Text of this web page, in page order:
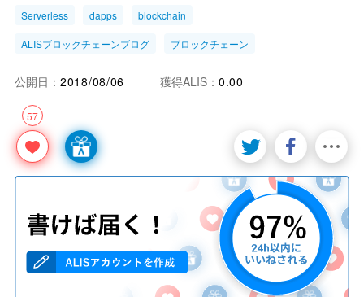
Serverless dapps blockchain
ALISブロックチェーンブログ ブロックチェーン
57
公開日： 2018/08/06 獲得ALIS： 0.00